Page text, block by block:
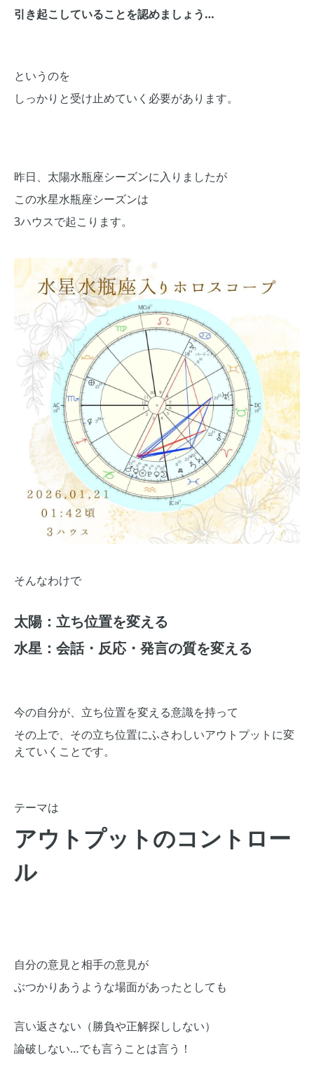
引き起こしていることを認めましょう…
というのを
しっかりと受け止めていく必要があります。
昨日、太陽水瓶座シーズンに入りましたが
この水星水瓶座シーズンは
3ハウスで起こります。
そんなわけで
太陽：立ち位置を変える
水星：会話・反応・発言の質を変える
今の自分が、立ち位置を変える意識を持って
その上で、その立ち位置にふさわしいアウトプットに変
えていくことです。
テーマは
アウトプットのコントロー
ル
自分の意見と相手の意見が
ぶつかりあうような場面があったとしても
言い返さない（勝負や正解探ししない）
論破しない…でも言うことは言う！